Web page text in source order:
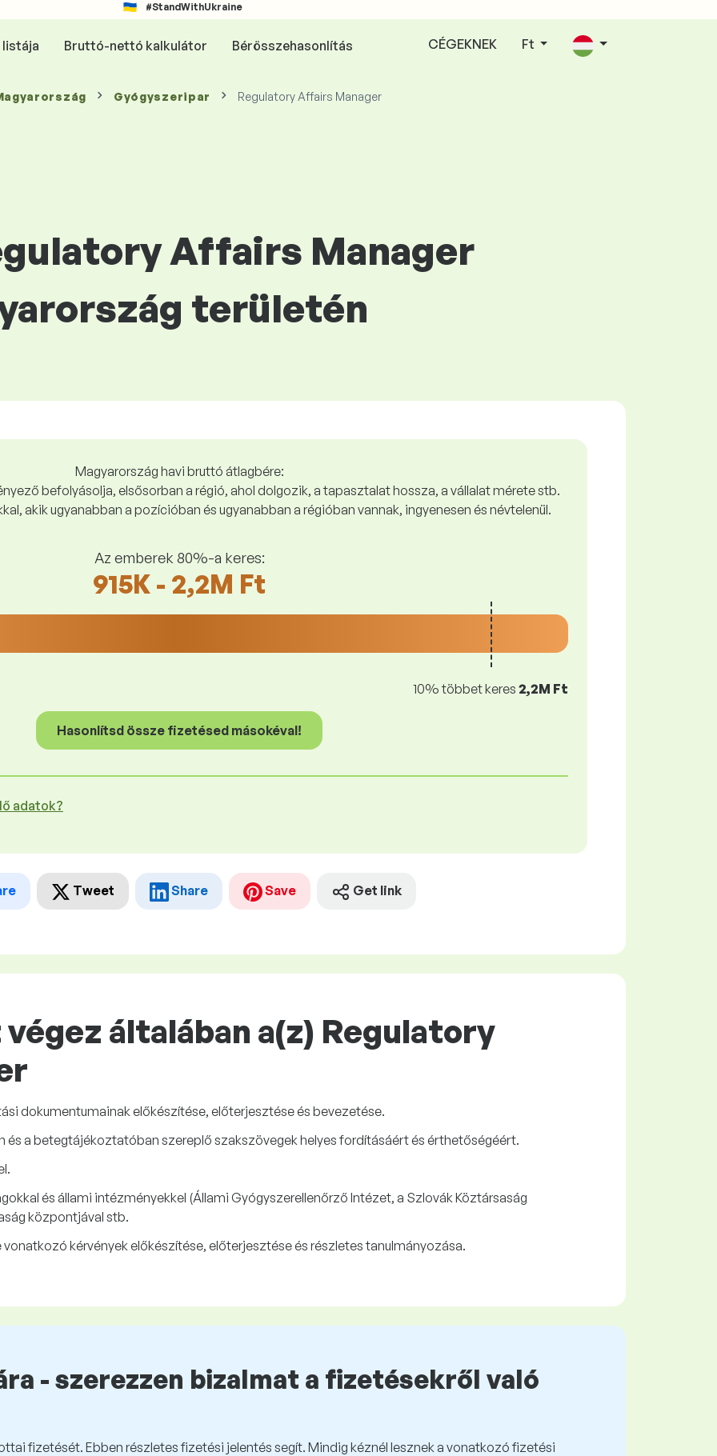
#StandWithUkraine
listája Bruttó-nettó kalkulátor Bérösszehasonlítás CÉGEKNEK Ft
Gyógyszeripar Regulatory Affairs Manager
Affairs Manager
területén
Magyarország havi bruttó átlagbére:
befolyásolja, elsősorban a régió, ahol dolgozik, a tapasztalat hossza, a vállalat mérete stb.
akik ugyanabban a pozícióban és ugyanabban a régióban vannak, ingyenesen és névtelenül.
Az emberek 80%-a keres:
915K - 2,2M Ft
10% többet keres 2,2M Ft
Hasonlítsd össze fizetésed másokéval!
adatok?
Tweet Share Save Get link
általában a(z) Regulatory
dokumentumainak előkészítése, előterjesztése és bevezetése.
és a betegtájékoztatóban szereplő szakszövegek helyes fordításáért és érthetőségéért.
és állami intézményekkel (Állami Gyógyszerellenőrző Intézet, a Szlovák Köztársaság
központjával stb.
kérvények előkészítése, előterjesztése és részletes tanulmányozása.
- szerezzen bizalmat a fizetésekről való
fizetését. Ebben részletes fizetési jelentés segít. Mindig kéznél lesznek a vonatkozó fizetési